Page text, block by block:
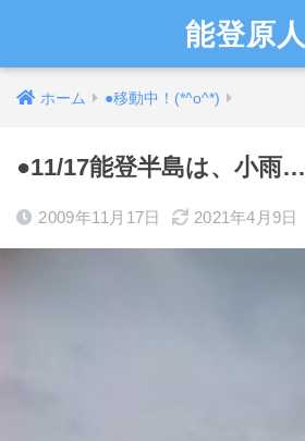
能登原人
ホーム ●移動中！(*^o^*)
●11/17能登半島は、小雨…
2009年11月17日 2021年4月9日